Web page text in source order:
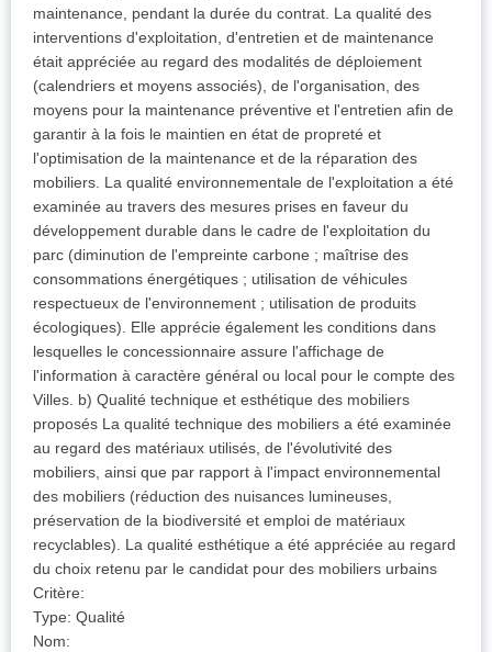
maintenance, pendant la durée du contrat. La qualité des
interventions d'exploitation, d'entretien et de maintenance
était appréciée au regard des modalités de déploiement
(calendriers et moyens associés), de l'organisation, des
moyens pour la maintenance préventive et l'entretien afin de
garantir à la fois le maintien en état de propreté et
l'optimisation de la maintenance et de la réparation des
mobiliers. La qualité environnementale de l'exploitation a été
examinée au travers des mesures prises en faveur du
développement durable dans le cadre de l'exploitation du
parc (diminution de l'empreinte carbone ; maîtrise des
consommations énergétiques ; utilisation de véhicules
respectueux de l'environnement ; utilisation de produits
écologiques). Elle apprécie également les conditions dans
lesquelles le concessionnaire assure l'affichage de
l'information à caractère général ou local pour le compte des
Villes. b) Qualité technique et esthétique des mobiliers
proposés La qualité technique des mobiliers a été examinée
au regard des matériaux utilisés, de l'évolutivité des
mobiliers, ainsi que par rapport à l'impact environnemental
des mobiliers (réduction des nuisances lumineuses,
préservation de la biodiversité et emploi de matériaux
recyclables). La qualité esthétique a été appréciée au regard
du choix retenu par le candidat pour des mobiliers urbains
Critère:
Type: Qualité
Nom: